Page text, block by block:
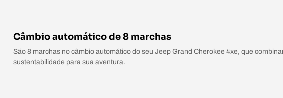
Câmbio automático de 8 marchas
São 8 marchas no câmbio automático do seu Jeep Grand Cherokee 4xe, que
sustentabilidade para sua aventura.